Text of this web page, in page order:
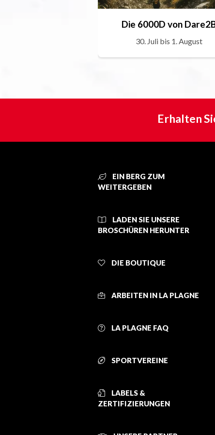
Die 6000D von
30. Juli bis 1. August
Erhalten
EIN BERG ZUM
WEITERGEBEN
LADEN SIE UNSERE
BROSCHÜREN HERUNTER
DIE BOUTIQUE
ARBEITEN IN LA PLAGNE
LA PLAGNE FAQ
SPORTVEREINE
LABELS &
ZERTIFIZIERUNGEN